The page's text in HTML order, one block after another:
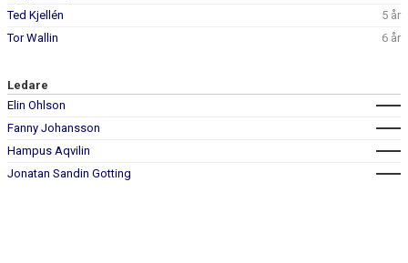
Ted Kjellén
5 år
Tor Wallin
6 år
Ledare
Elin Ohlson
Fanny Johansson
Hampus Aqvilin
Jonatan Sandin Gotting